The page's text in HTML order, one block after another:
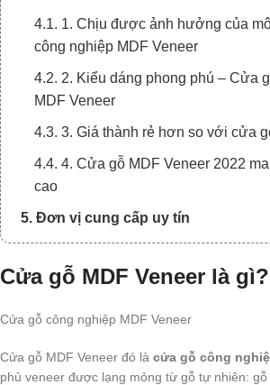
4.1. 1. Chịu được ảnh hưởng của
công nghiệp MDF Veneer
4.2. 2. Kiểu dáng phong phú – Cửa
MDF Veneer
4.3. 3. Giá thành rẻ hơn so với cửa
4.4. 4. Cửa gỗ MDF Veneer 2022
cao
5. Đơn vị cung cấp uy tín
Cửa gỗ MDF Veneer là gì?
Cửa gỗ công nghiệp MDF Veneer
Cửa gỗ MDF Veneer đó là cửa gỗ công
phủ veneer được lạng mỏng từ gỗ tự nhiên: